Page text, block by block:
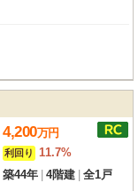
4,200万円
利回り
11.7%
築44年 4階建 全1戸